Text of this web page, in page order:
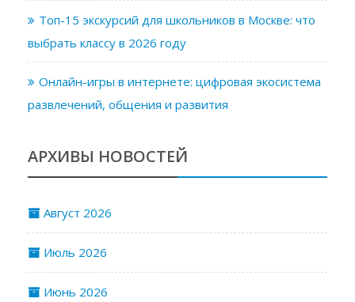
Топ-15 экскурсий для школьников в Москве: что
выбрать классу в 2026 году
Онлайн-игры в интернете: цифровая экосистема
развлечений, общения и развития
АРХИВЫ НОВОСТЕЙ
Август 2026
Июль 2026
Июнь 2026